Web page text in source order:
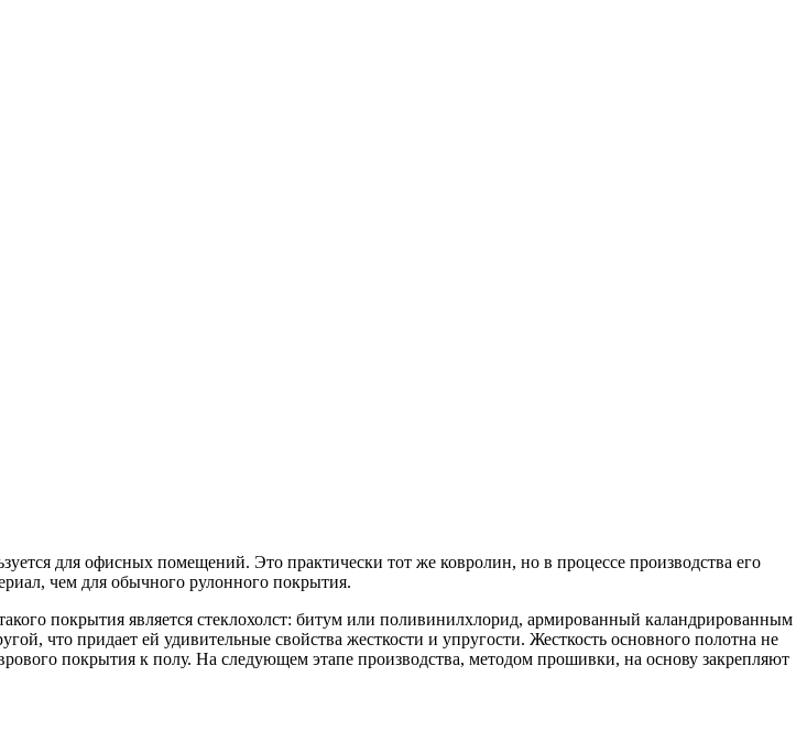
для офисных помещений. Это практически тот же ковролин, но в процессе производства его
чем для обычного рулонного покрытия.
покрытия является стеклохолст: битум или поливинилхлорид, армированный каландрированным
что придает ей удивительные свойства жесткости и упругости. Жесткость основного полотна не
покрытия к полу. На следующем этапе производства, методом прошивки, на основу закрепляют